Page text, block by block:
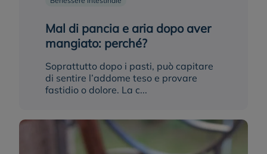
Mal di pancia e aria dopo aver
mangiato: perché?
Soprattutto dopo i pasti, può capitare
di sentire l’addome teso e provare
fastidio o dolore. La c...